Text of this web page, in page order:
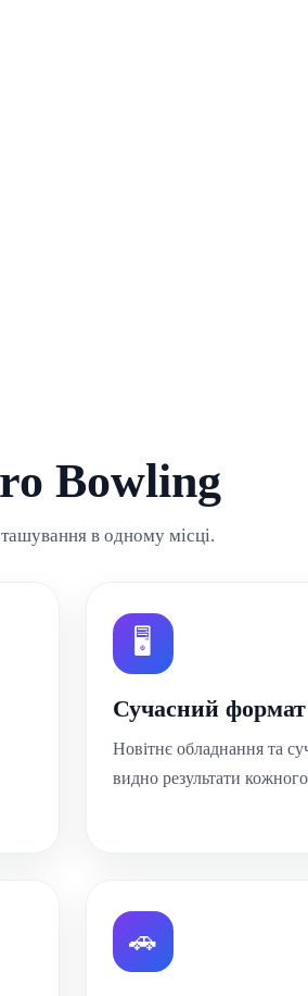
Bowling
в одному місці.
🖥️
Сучасний
Новітнє обладнання та
видно результати
🚗